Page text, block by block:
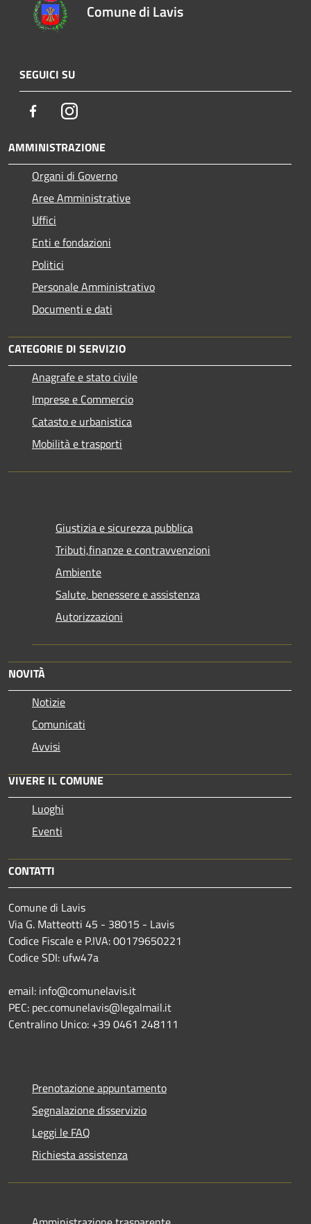
Comune di Lavis
SEGUICI SU
FacebookInstagram
AMMINISTRAZIONE
Organi di Governo
Aree Amministrative
Uffici
Enti e fondazioni
Politici
Personale Amministrativo
Documenti e dati
CATEGORIE DI SERVIZIO
Anagrafe e stato civile
Imprese e Commercio
Catasto e urbanistica
Mobilità e trasporti
Giustizia e sicurezza pubblica
Tributi,finanze e contravvenzioni
Ambiente
Salute, benessere e assistenza
Autorizzazioni
NOVITÀ
Notizie
Comunicati
Avvisi
VIVERE IL COMUNE
Luoghi
Eventi
CONTATTI
Comune di Lavis
Via G. Matteotti 45 - 38015 - Lavis
Codice Fiscale e P.IVA: 00179650221
Codice SDI: ufw47a
email: info@comunelavis.it
PEC: pec.comunelavis@legalmail.it
Centralino Unico: +39 0461 248111
Prenotazione appuntamento
Segnalazione disservizio
Leggi le FAQ
Richiesta assistenza